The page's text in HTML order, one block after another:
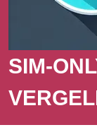
SIM-